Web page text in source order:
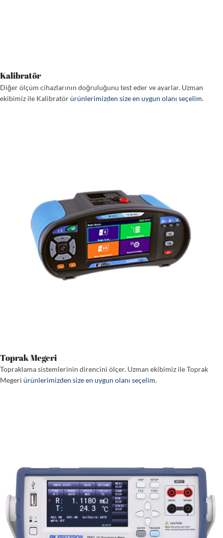
Kalibratör
Diğer ölçüm cihazlarının doğruluğunu test eder ve ayarlar. Uzman
ekibimiz ile Kalibratörürünlerimizden size en uygun olanı seçelim.
Toprak Megeri
Topraklama sistemlerinin direncini ölçer. Uzman ekibimiz ile Toprak
Megeri ürünlerimizden size en uygun olanı seçelim.